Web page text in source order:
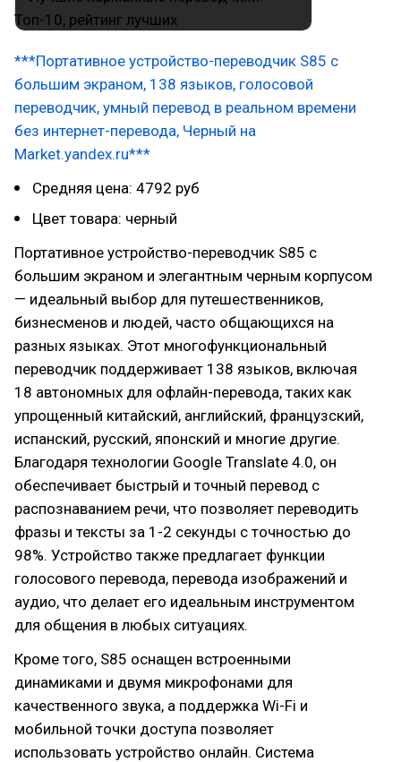
***Портативное устройство-переводчик S85 с
большим экраном, 138 языков, голосовой
переводчик, умный перевод в реальном времени
без интернет-перевода, Черный на
Market.yandex.ru***
Средняя цена: 4792 руб
Цвет товара: черный
Портативное устройство-переводчик S85 с
большим экраном и элегантным черным корпусом
— идеальный выбор для путешественников,
бизнесменов и людей, часто общающихся на
разных языках. Этот многофункциональный
переводчик поддерживает 138 языков, включая
18 автономных для офлайн-перевода, таких как
упрощенный китайский, английский, французский,
испанский, русский, японский и многие другие.
Благодаря технологии Google Translate 4.0, он
обеспечивает быстрый и точный перевод с
распознаванием речи, что позволяет переводить
фразы и тексты за 1-2 секунды с точностью до
98%. Устройство также предлагает функции
голосового перевода, перевода изображений и
аудио, что делает его идеальным инструментом
для общения в любых ситуациях.
Кроме того, S85 оснащен встроенными
динамиками и двумя микрофонами для
качественного звука, а поддержка Wi-Fi и
мобильной точки доступа позволяет
использовать устройство онлайн. Система